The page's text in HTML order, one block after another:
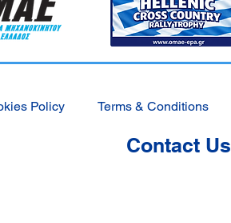
Policy Terms & Conditions
Contact Us